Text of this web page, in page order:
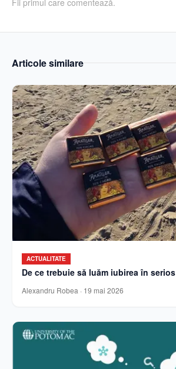
Articole similare
ACTUALITATE
De ce trebuie să luăm iubirea în serios
Alexandru Robea · 19 mai 2026